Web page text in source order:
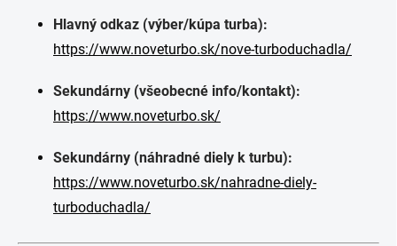
Hlavný odkaz (výber/kúpa turba):
https://www.noveturbo.sk/nove-turboduchadla/
Sekundárny (všeobecné info/kontakt):
https://www.noveturbo.sk/
Sekundárny (náhradné diely k turbu):
https://www.noveturbo.sk/nahradne-diely-
turboduchadla/